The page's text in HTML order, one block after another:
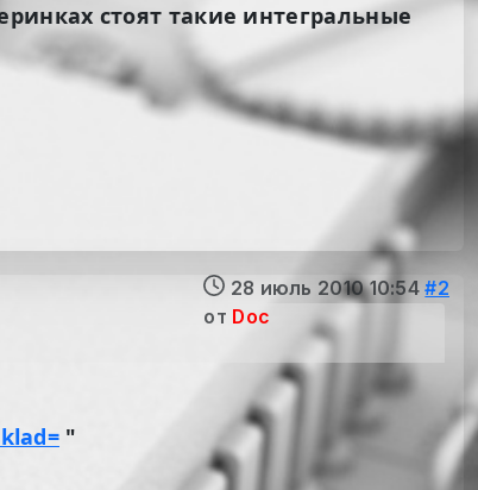
стоят такие интегральные
28 июль 2010 10:54 #2
от Doc
"